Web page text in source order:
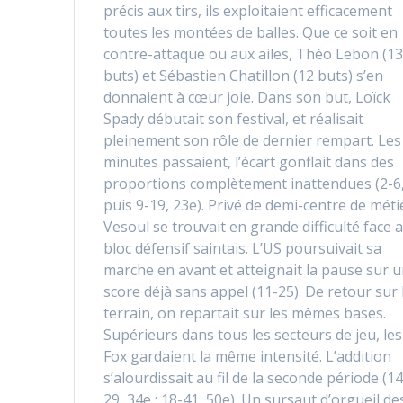
précis aux tirs, ils exploitaient efficacement
toutes les montées de balles. Que ce soit en
contre-attaque ou aux ailes, Théo Lebon (13
buts) et Sébastien Chatillon (12 buts) s’en
donnaient à cœur joie. Dans son but, Loïck
Spady débutait son festival, et réalisait
pleinement son rôle de dernier rempart. Les
minutes passaient, l’écart gonflait dans des
proportions complètement inattendues (2-
puis 9-19, 23e). Privé de demi-centre de
Vesoul se trouvait en grande difficulté face
bloc défensif saintais. L’US poursuivait sa
marche en avant et atteignait la pause sur
score déjà sans appel (11-25). De retour sur
terrain, on repartait sur les mêmes bases.
Supérieurs dans tous les secteurs de jeu, les
Fox gardaient la même intensité. L’addition
s’alourdissait au fil de la seconde période